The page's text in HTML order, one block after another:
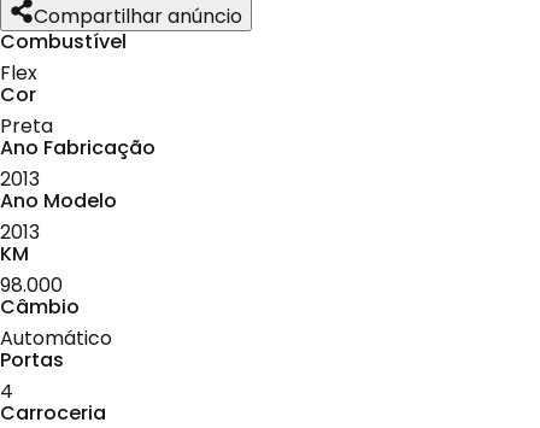
Compartilhar anúncio
Combustível
Flex
Cor
Preta
Ano Fabricação
2013
Ano Modelo
2013
KM
98.000
Câmbio
Automático
Portas
4
Carroceria